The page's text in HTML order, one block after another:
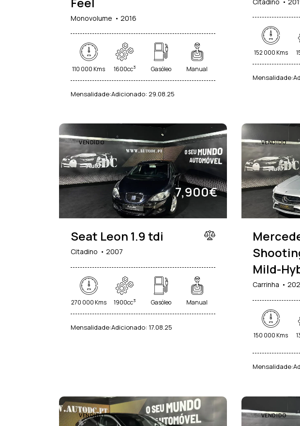
Sistema de Navegação (40)
Sistema de Reconhecimento de
Start/Stop Automático (31)
Suspensão Ajustável (3)
Vidros Escurecidos (26)
Monovolume 2016
110 000 Kms 1600cc3 Gasóleo Manual
Mensalidade:Adicionado: 29.08.25
152 000 Kms
Mensalidade:
VENDIDO
7,900€
Seat Leon 1.9 tdi
Citadino 2007
270 000 Kms 1900cc3 Gasóleo Manual
Mensalidade:Adicionado: 17.08.25
VENDIDO
Mild-
Carrinha
150 000 Kms
Mensalidade:
VENDIDO VENDIDO